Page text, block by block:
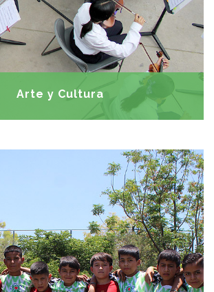
Arte y Cultura
al oleo • Jazz • Talleres de arte
OBJETIVOS:
que fomenten una
mediante la activación física y la
con el fin de que los miembros de la